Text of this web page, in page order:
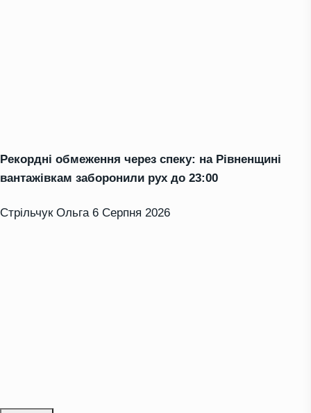
Рекордні обмеження через спеку: на Рівненщині
вантажівкам заборонили рух до 23:00
Стрільчук Ольга 6 Серпня 2026